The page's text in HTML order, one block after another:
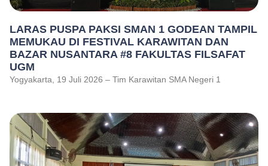
LARAS PUSPA PAKSI SMAN 1 GODEAN TAMPIL
MEMUKAU DI FESTIVAL KARAWITAN DAN
BAZAR NUSANTARA #8 FAKULTAS FILSAFAT
UGM
Yogyakarta, 19 Juli 2026 – Tim Karawitan SMA Negeri 1